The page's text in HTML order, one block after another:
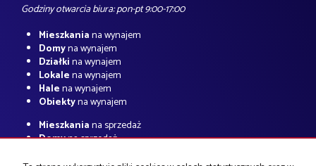
Godziny otwarcia biura: pon-pt 9:00-17:00
Mieszkaniana wynajem
Domyna wynajem
Działkina wynajem
Lokalena wynajem
Halena wynajem
Obiektyna wynajem
Mieszkaniana sprzedaż
Domyna sprzedaż